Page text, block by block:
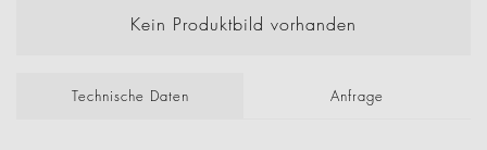
Kein Produktbild vorhanden
Technische Daten Anfrage